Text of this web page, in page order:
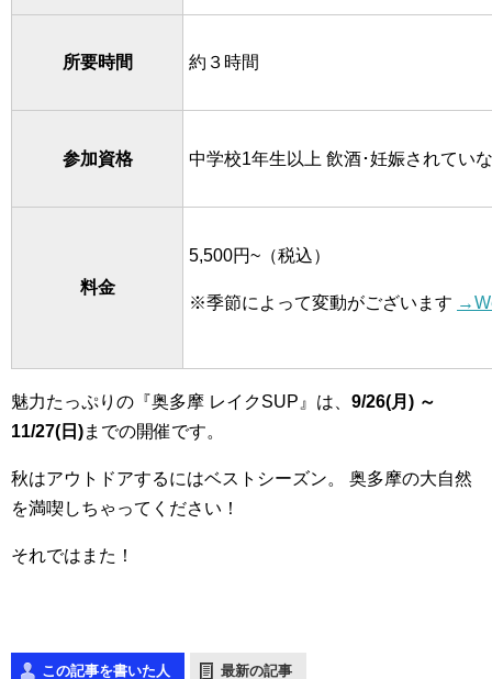
所要時間 約３時間
参加資格 中学校1年生以上 飲酒･妊娠されてい
料金
5,500円~（税込）
※季節によって変動がございます
魅力たっぷりの『奥多摩 レイクSUP』は、 9/26(月) ～
11/27(日)までの開催です。
秋はアウトドアするにはベストシーズン。
奥多摩の大自然
を満喫しちゃってください！
それではまた！
この記事を書いた人 最新の記事